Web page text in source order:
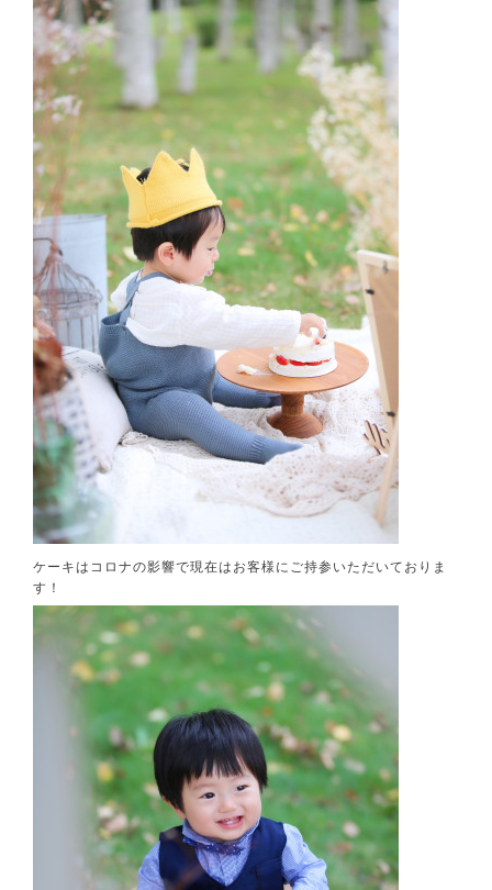
ケーキはコロナの影響で現在はお客様にご持参いただいておりま
す！